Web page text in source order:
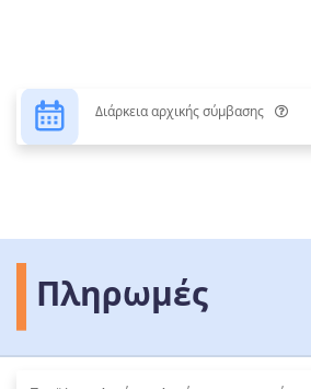
Διάρκεια αρχικής σύμβασης
Πληρωμές